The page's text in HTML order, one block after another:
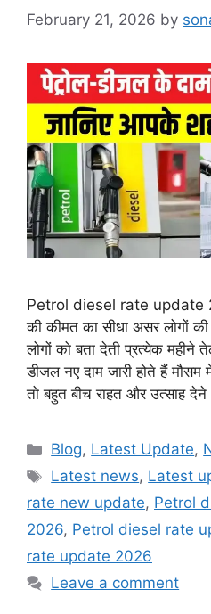
February 21, 2026 by
Petrol diesel rate update
की कीमत का सीधा असर लोगों
लोगों को बता देती प्रत्येक महीने
डीजल नए दाम जारी होते हैं
तो बहुत बीच राहत और उत्साह
Categories
Blog, Latest Update,
Tags
Latest news, Latest
rate new update, Petrol
2026, Petrol diesel rate
rate update 2026
Leave a comment